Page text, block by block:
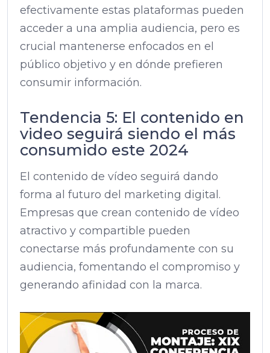
efectivamente estas plataformas pueden
acceder a una amplia audiencia, pero es
crucial mantenerse enfocados en el
público objetivo y en dónde prefieren
consumir información.
Tendencia 5: El contenido en
video seguirá siendo el más
consumido este 2024
El contenido de vídeo seguirá dando
forma al futuro del marketing digital.
Empresas que crean contenido de vídeo
atractivo y compartible pueden
conectarse más profundamente con su
audiencia, fomentando el compromiso y
generando afinidad con la marca.